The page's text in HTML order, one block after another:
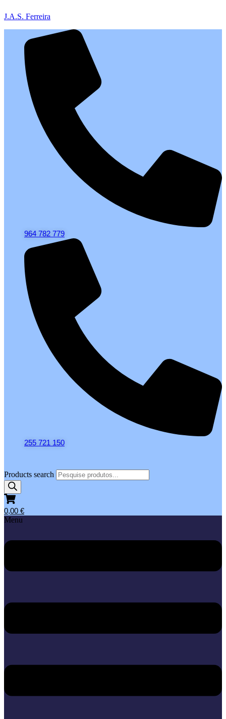
J.A.S. Ferreira
964 782 779
255 721 150
Products search
0,00 €
Menu